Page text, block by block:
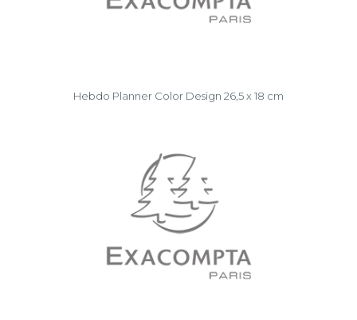
Hebdo Planner Color Design 26,5 x 18 cm